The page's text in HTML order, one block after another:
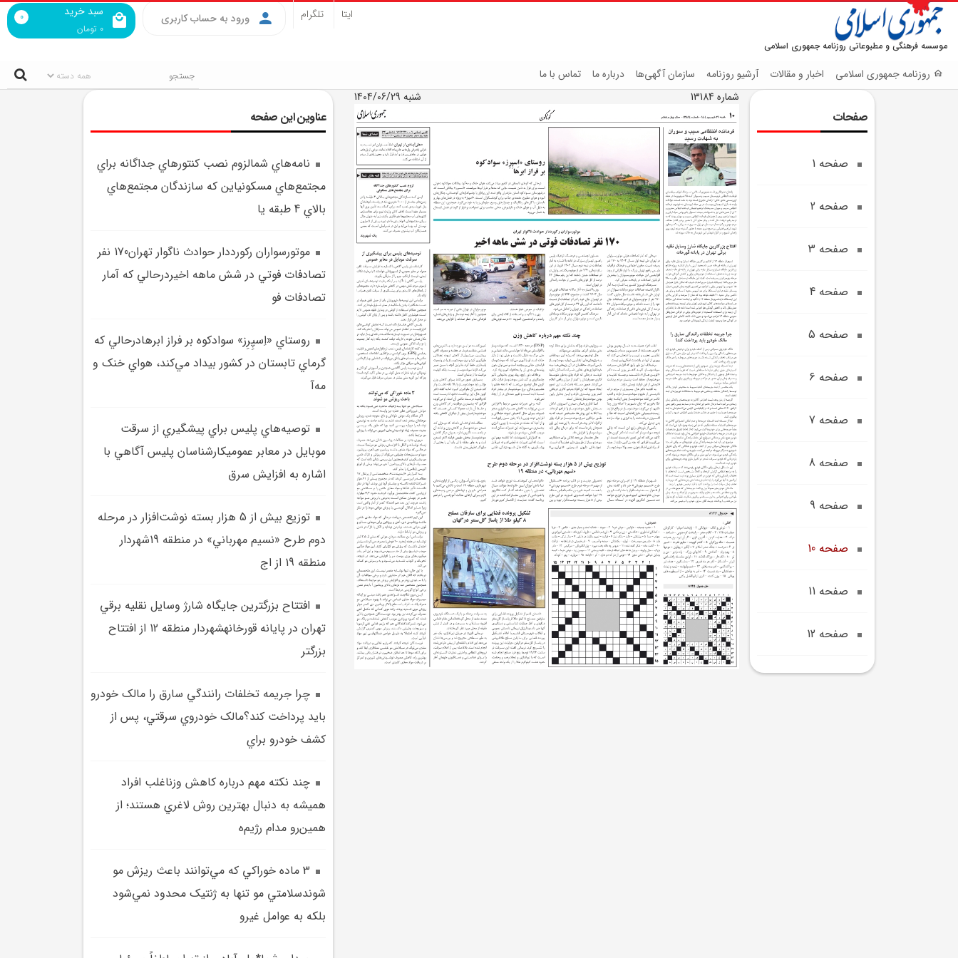
موسسه فرهنگی و مطبوعاتی روزنامه جمهوری اسلامی
سبد خرید
0 تومان
0 ورود به حساب کاربری ایتا تلگرام
روزنامه جمهوری اسلامی اخبار و مقالات آرشیو روزنامه سازمان آگهی‌ها درباره ما تماس با ما
صفحات
صفحه 1
صفحه 2
صفحه 3
صفحه 4
صفحه 5
صفحه 6
صفحه 7
صفحه 8
صفحه 9
صفحه 10
صفحه 11
صفحه 12
شماره 13184 شنبه 1404/06/29
عناوین این صفحه
نامه‌هاي شمالزوم نصب کنتورهاي جداگانه براي
مجتمع‌هاي مسکونياين که سازندگان مجتمع‌هاي
بالاي 4 طبقه يا
موتورسواران رکورددار حوادث ناگوار تهران170 نفر
تصادفات فوتي در شش ماهه اخيردرحالي که آمار
تصادفات فو
روستاي «اِسپِرِز» سوادکوه بر فراز ابرهادرحالي که
گرماي تابستان در کشور بيداد مي‌کند، هواي خنک و
مه‌آ
توصيه‌هاي پليس براي پيشگيري از سرقت
موبايل در معابر عموميکارشناسان پليس آگاهي با
اشاره به افزايش سرق
توزيع بيش از 5 هزار بسته نوشت‌افزار در مرحله
دوم طرح «نسيم مهرباني» در منطقه 19شهردار
منطقه 19 از اج
افتتاح بزرگترين جايگاه شارژ وسايل نقليه برقي
تهران در پايانه قورخانهشهردار منطقه 12 از افتتاح
بزرگتر
چرا جريمه تخلفات رانندگي سارق را مالک خودرو
بايد پرداخت کند؟مالک خودروي سرقتي، پس از
کشف خودرو براي
چند نکته مهم درباره کاهش وزناغلب افراد
هميشه به دنبال بهترين روش لاغري هستند؛ از
همين‌رو مدام رژيم‌ه
3 ماده خوراکي که مي‌توانند باعث ريزش مو
شوندسلامتي مو تنها به ژنتيک محدود نمي‌شود
بلکه به عوامل غيرو